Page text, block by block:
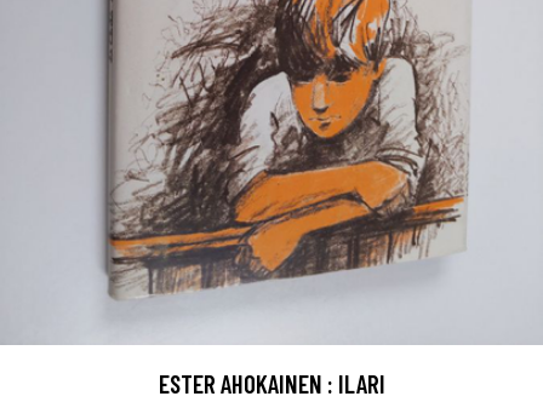
ESTER AHOKAINEN : ILARI